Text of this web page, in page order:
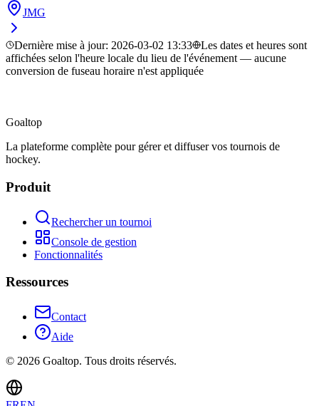
JMG
Dernière mise à jour: 2026-03-02 13:33
Les dates et heures sont
affichées selon l'heure locale du lieu de l'événement — aucune
conversion de fuseau horaire n'est appliquée
Goaltop
La plateforme complète pour gérer et diffuser vos tournois de
hockey.
Produit
Rechercher un tournoi
Console de gestion
Fonctionnalités
Ressources
Contact
Aide
© 2026 Goaltop. Tous droits réservés.